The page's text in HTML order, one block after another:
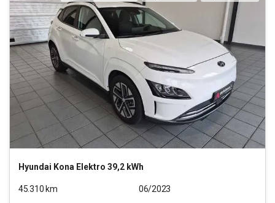
Hyundai Kona Elektro 39,2 kWh
45.310 km
06/2023